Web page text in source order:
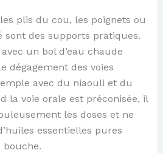
plis du cou, les poignets ou
des supports pratiques.
un bol d’eau chaude
dégagement des voies
avec du niaouli et du
la voie orale est préconisée, il
les doses et ne
essentielles pures
bouche.